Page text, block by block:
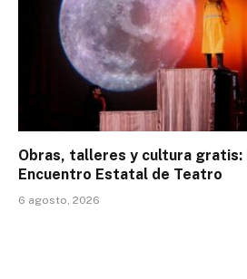
Obras, talleres y cultura gratis:
Encuentro Estatal de Teatro
6 agosto, 2026